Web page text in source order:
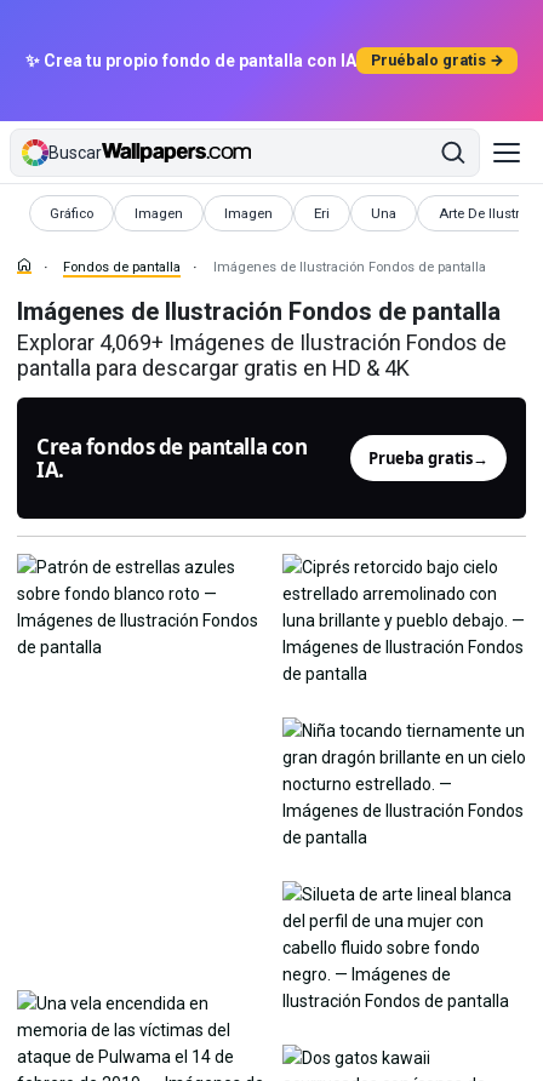
✨ Crea tu propio fondo de pantalla con IA Pruébalo gratis →
Buscar
Gráfico
Fondos de pantalla
Imagen
Fondos de pantalla
Imagen
Fondos de pantalla
Eri
Fondos de pantalla
Una
Fondos de pantalla
Arte De
Fondos de
Fondos de pantalla Imágenes de Ilustración Fondos de pantalla
Imágenes de Ilustración Fondos de pantalla
Explorar 4,069+ Imágenes de Ilustración Fondos de
pantalla para descargar gratis en HD & 4K
Crea fondos de pantalla con
IA.
Prueba gratis→